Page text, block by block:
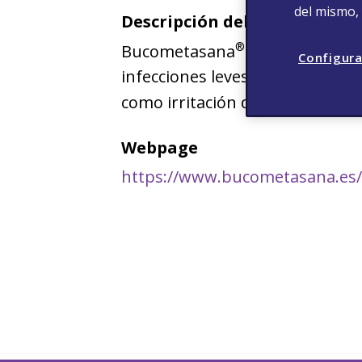
Descripción del Producto
Bucometasana®
es un
infecciones leves de boca y
como irritación de garganta,
Webpage
https://www.bucometasana.es/
del